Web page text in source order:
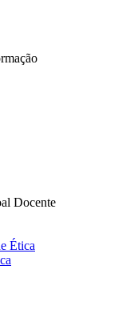
Docente
Ética